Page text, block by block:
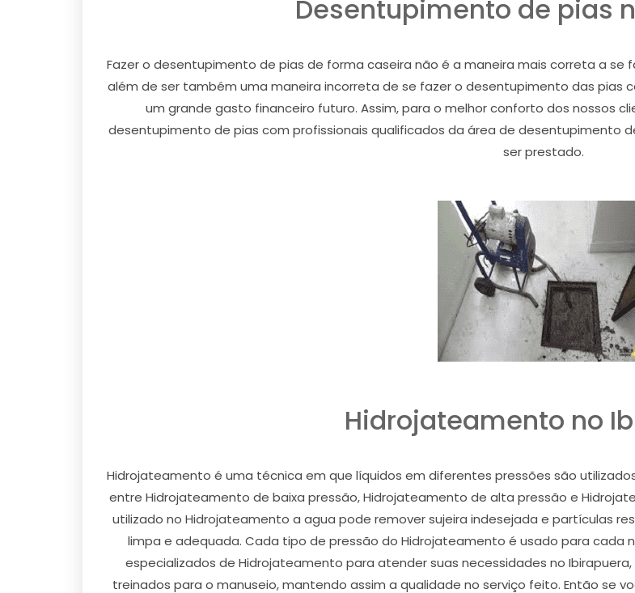
Desentupimento de pias
Fazer o desentupimento de pias de forma caseira não é a maneira mais correta a
além de ser também uma maneira incorreta de se fazer o desentupimento das pias
um grande gasto financeiro futuro. Assim, para o melhor conforto dos nossos
desentupimento de pias com profissionais qualificados da área de desentupimento
ser prestado.
Hidrojateamento no
Hidrojateamento é uma técnica em que líquidos em diferentes pressões são
entre Hidrojateamento de baixa pressão, Hidrojateamento de alta pressão e
utilizado no Hidrojateamento a agua pode remover sujeira indesejada e partículas
limpa e adequada. Cada tipo de pressão do Hidrojateamento é usado para cada
especializados de Hidrojateamento para atender suas necessidades no
treinados para o manuseio, mantendo assim a qualidade no serviço feito. Então se